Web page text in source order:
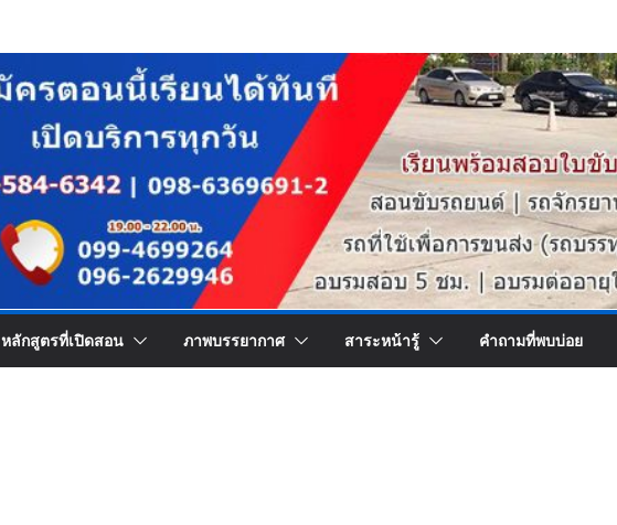
หลักสูตรที่เปิดสอน ภาพบรรยากาศ สาระหน้ารู้ คำถามที่พบบ่อย